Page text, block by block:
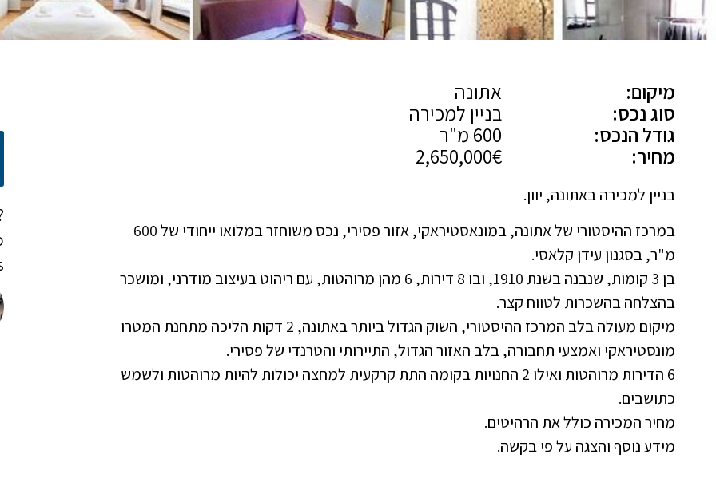
מיקום:
אתונה
סוג נכס:
בניין למכירה
גודל הנכס:
מחיר:
2,650,000€
בניין למכירה באתונה, יוון.
במרכז ההיסטורי של אתונה, במונאסטיראקי, אזור פסירי, נכס משוחזר במלואו ייחודי של 600
מ"ר, בסגנון עידן קלאסי.
בן 3 קומות, שנבנה בשנת 1910, ובו 8 דירות, 6 מהן מרוהטות, עם ריהוט בעיצוב מודרני, ומושכר
בהצלחה בהשכרות לטווח קצר.
מיקום מעולה בלב המרכז ההיסטורי, השוק הגדול ביותר באתונה, 2 דקות הליכה מתחנת המטרו
מונסטיראקי ואמצעי תחבורה, בלב האזור הגדול, התיירותי והטרנדי של פסירי.
6 הדירות מרוהטות ואילו 2 החנויות בקומה התת קרקעית למחצה יכולות להיות מרוהטות ולשמש
כתושבים.
מחיר המכירה כולל את הרהיטים.
מידע נוסף והצגה על פי בקשה.